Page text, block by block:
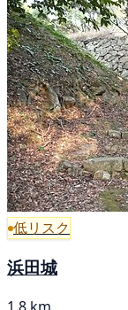
低リスク
浜田城